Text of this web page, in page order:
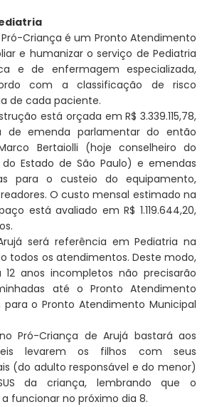
Criança é um Pronto Atendimento
e humanizar o serviço de Pediatria
e de enfermagem especializada,
com a classificação de risco
de cada paciente.
está orçada em R$ 3.339.115,78,
de emenda parlamentar do então
Bertaiolli (hoje conselheiro do
Estado de São Paulo) e emendas
para o custeio do equipamento,
O custo mensal estimado na
está avaliado em R$ 1.119.644,20,
será referência em Pediatria na
todos os atendimentos. Deste modo,
anos incompletos não precisarão
até o Pronto Atendimento
o Pronto Atendimento Municipal
Pró-Criança de Arujá bastará aos
levarem os filhos com seus
(do adulto responsável e do menor)
da criança, lembrando que o
funcionar no próximo dia 8.